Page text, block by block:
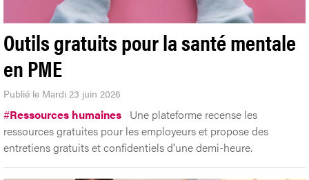
Outils gratuits pour la santé mentale
en PME
Publié le Mardi 23 juin 2026
#Ressources humaines Une plateforme recense les
ressources gratuites pour les employeurs et propose des
entretiens gratuits et confidentiels d'une demi-heure.